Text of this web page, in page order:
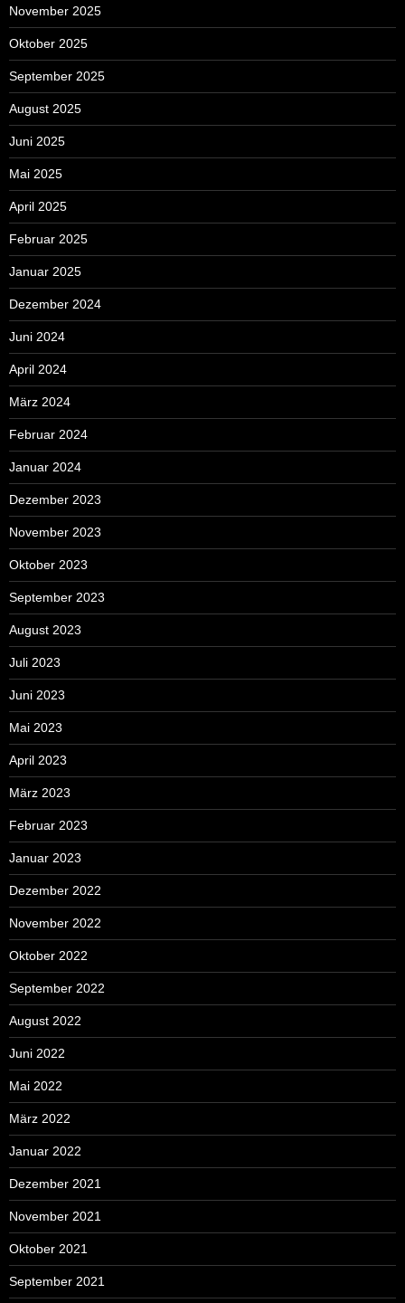
November 2025
Oktober 2025
September 2025
August 2025
Juni 2025
Mai 2025
April 2025
Februar 2025
Januar 2025
Dezember 2024
Juni 2024
April 2024
März 2024
Februar 2024
Januar 2024
Dezember 2023
November 2023
Oktober 2023
September 2023
August 2023
Juli 2023
Juni 2023
Mai 2023
April 2023
März 2023
Februar 2023
Januar 2023
Dezember 2022
November 2022
Oktober 2022
September 2022
August 2022
Juni 2022
Mai 2022
März 2022
Januar 2022
Dezember 2021
November 2021
Oktober 2021
September 2021